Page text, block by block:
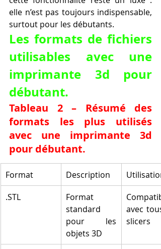
elle n’est pas toujours indispensable,
surtout pour les débutants.
Les formats de fichiers
utilisables avec une
imprimante 3d pour
débutant.
Tableau 2 – Résumé des
formats les plus utilisés
avec une imprimante 3d
pour débutant.
Format Description
Utilisation
.STL
Format
standard
pour les
objets 3D
avec
slicers